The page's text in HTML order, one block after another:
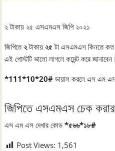
২ টাকায় ২৫ এসএমএস জিপি ২০২১
জিপিতে২টাকায়২৫টা এসএমএস কিনতে কত
এই পোস্টটি ভালো লাগলে কমেন্ট করে জানাবেন।
*111*10*20# ডায়াল করলে এস এম এস
জিপিতে এসএমএস চেক
এস এম এস দেখার কোড*৫৬৬*১৮#
Post Views: 1,561